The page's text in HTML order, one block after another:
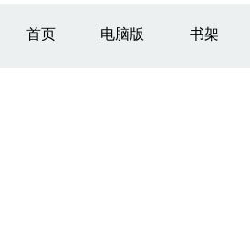
首页 电脑版 书架